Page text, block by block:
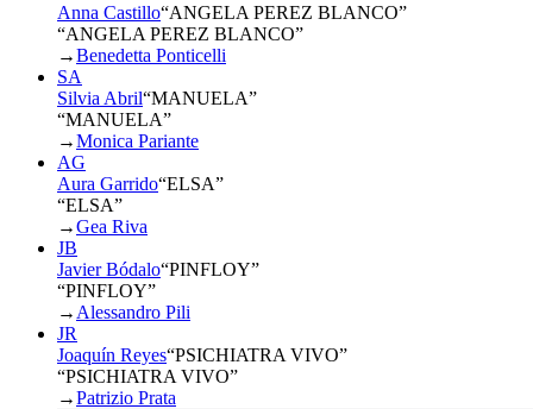
Anna Castillo“ANGELA PEREZ BLANCO”
“ANGELA PEREZ BLANCO”
→Benedetta Ponticelli
SA
Silvia Abril“MANUELA”
“MANUELA”
→Monica Pariante
AG
Aura Garrido“ELSA”
“ELSA”
→Gea Riva
JB
Javier Bódalo“PINFLOY”
“PINFLOY”
→ Alessandro Pili
JR
Joaquín Reyes“PSICHIATRA VIVO”
“PSICHIATRA VIVO”
→Patrizio Prata